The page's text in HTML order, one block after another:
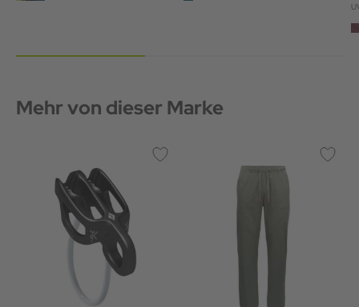
Mehr von dieser Marke